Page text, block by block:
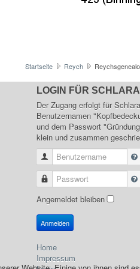
Startseite Reych
LOGIN FÜR
Der Zugang erfolgt für
Benutzernamen
und dem Passwort
klein und zusammen
Benutzername
Passwort
Angemeldet bleiben
Anmelden
Home
Impressum